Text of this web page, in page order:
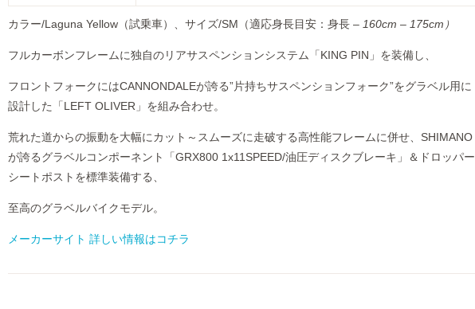
カラー/Laguna Yellow（試乗車）、サイズ/SM（適応身長目安：身長 – 160cm – 175cm）
フルカーボンフレームに独自のリアサスペンションシステム「KING PIN」を装備し、
フロントフォークにはCANNONDALEが誇る”片持ちサスペンションフォーク”をグラベル用に
設計した「LEFT OLIVER」を組み合わせ。
荒れた道からの振動を大幅にカット～スムーズに走破する高性能フレームに併せ、SHIMANO
が誇るグラベルコンポーネント「GRX800 1x11SPEED/油圧ディスクブレーキ」＆ドロッパー
シートポストを標準装備する、
至高のグラベルバイクモデル。
メーカーサイト 詳しい情報はコチラ